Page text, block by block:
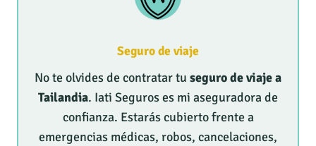
Seguro de viaje
No te olvides de contratar tu seguro de viaje a
Tailandia. Iati Seguros es mi aseguradora de
confianza. Estarás cubierto frente a
emergencias médicas, robos, cancelaciones,